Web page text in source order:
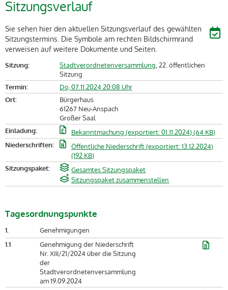
Sitzungsverlauf
Sie sehen hier den aktuellen Sitzungsverlauf des gewählten
Sitzungstermins. Die Symbole am rechten Bildschirmrand
verweisen auf weitere Dokumente und Seiten.
Sitzung: Stadtverordnetenversammlung , 22. öffentlichen
Sitzung
Termin:
Do, 07.11.2024 20:08 Uhr
Ort:
Bürgerhaus
61267 Neu-Anspach
Großer Saal
Einladung:
Bekanntmachung (exportiert: 01.11.2024) (64 KB)
Niederschriften:
Öffentliche Niederschrift (exportiert: 13.12.2024)
(192 KB)
Sitzungspaket:
Gesamtes Sitzungspaket
Sitzungspaket zusammenstellen
Tagesordnungspunkte
1.
Genehmigungen
1.1
Genehmigung der Niederschrift
Nr. XIII/21/2024 über die Sitzung
der
Stadtverordnetenversammlung
am 19.09.2024